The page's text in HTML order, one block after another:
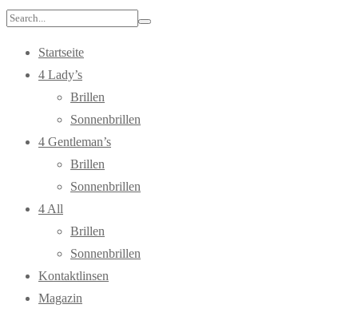
Search
Startseite
4 Lady’s
Brillen
Sonnenbrillen
4 Gentleman’s
Brillen
Sonnenbrillen
4 All
Brillen
Sonnenbrillen
Kontaktlinsen
Magazin